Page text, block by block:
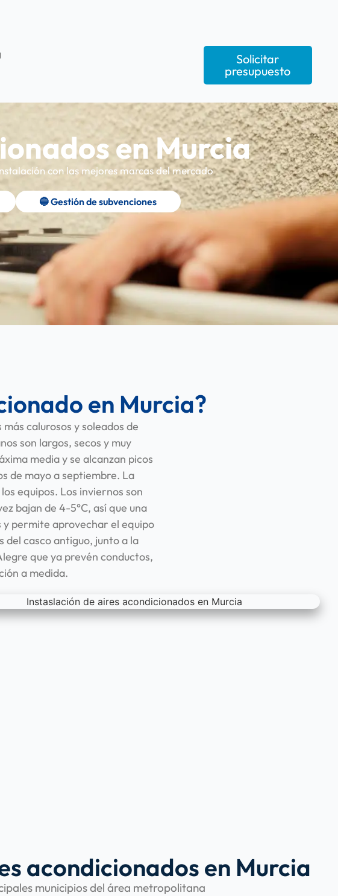
Solicitar
presupuesto
en Murcia
con las mejores marcas del mercado
🔵 Gestión de subvenciones
en Murcia?
calurosos y soleados de
son largos, secos y muy
media y se alcanzan picos
de mayo a septiembre. La
equipos. Los inviernos son
bajan de 4-5°C, así que una
y permite aprovechar el equipo
del casco antiguo, junto a la
que ya prevén conductos,
a medida.
acondicionados en Murcia
municipios del área metropolitana